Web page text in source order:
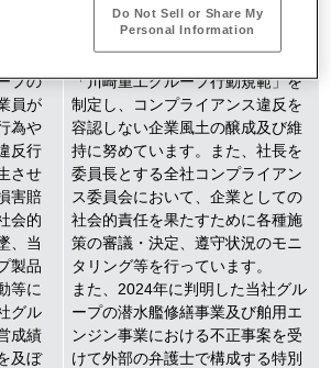
プの
員が
為や
反行
させ
害賠
会的
、当
製品
等に
グル
成績
及ぼ
「川崎重工グループ行動規範」を
制定し、コンプライアンス違反を
容認しない企業風土の醸成及び維
持に努めています。また、社長を
委員長とする全社コンプライアン
ス委員会において、企業としての
社会的責任を果たすために各種施
策の審議・決定、遵守状況のモニ
タリング等を行っています。
また、2024年に判明した当社グル
ープの潜水艦修繕事業及び舶用エ
ンジン事業における不正事案を受
けて外部の弁護士で構成する特別
Do Not Sell or Share My
Personal Information